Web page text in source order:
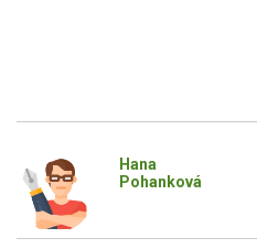
Hana
Pohanková